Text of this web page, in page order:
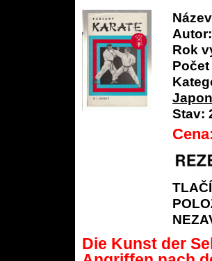
Autor:
Rok
Stav:
Die Kunst der